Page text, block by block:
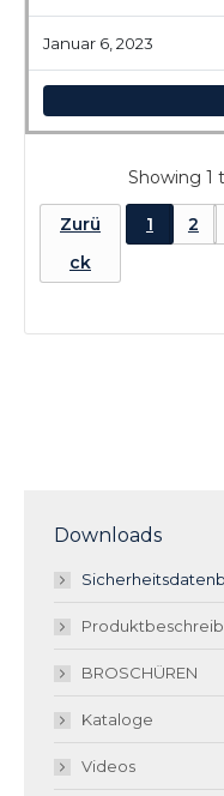
Januar 6, 2023
Showing 1
Zurü
ck
1 2
Downloads
BROSCHÜREN
Kataloge
Videos